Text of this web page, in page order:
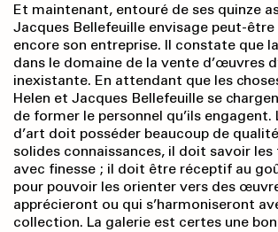
Et maintenant, entouré de ses quinze
Jacques Bellefeuille envisage peut-être
encore son entreprise. Il constate que
dans le domaine de la vente d’œuvres
inexistante. En attendant que les
Helen et Jacques Bellefeuille se
de former le personnel qu’ils engagent.
d’art doit posséder beaucoup de
solides connaissances, il doit savoir
avec finesse ; il doit être réceptif au
pour pouvoir les orienter vers des
apprécieront ou qui s’harmoni­seront
collection. La galerie est certes une